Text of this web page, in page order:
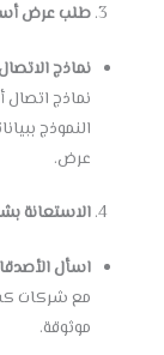
طلب عرض
نماذج
نماذج اتصال
النموذج
عرض.
الاستعانة
اسأل
مع شركات
موثوقة.